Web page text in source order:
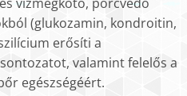
(glukozamin, kondroitin,
erősíti a
valamint felelős a
egészségéért.